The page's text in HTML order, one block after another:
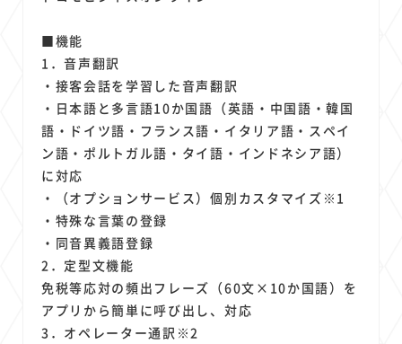
■機能
1．音声翻訳
・接客会話を学習した音声翻訳
・日本語と多言語10か国語（英語・中国語・韓国
語・ドイツ語・フランス語・イタリア語・スペイ
ン語・ポルトガル語・タイ語・インドネシア語）
に対応
・（オプションサービス）個別カスタマイズ※1
・特殊な言葉の登録
・同音異義語登録
2．定型文機能
免税等応対の頻出フレーズ（60文×10か国語）を
アプリから簡単に呼び出し、対応
3．オペレーター通訳※2